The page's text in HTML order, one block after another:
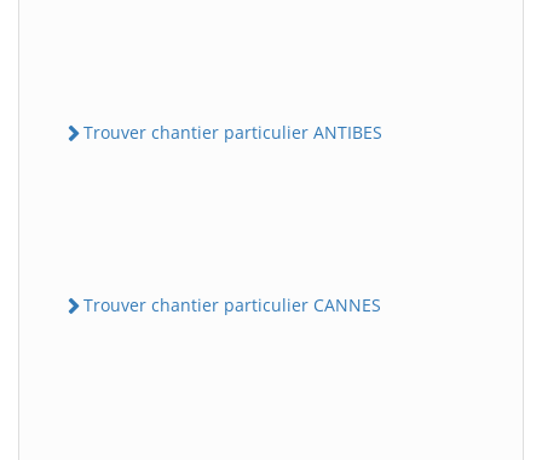
Trouver chantier particulier ANTIBES
Trouver chantier particulier CANNES